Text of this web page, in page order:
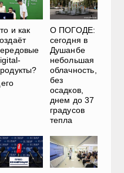
и как
О ПОГОДЕ:
сегодня в
Душанбе
небольшая
облачность,
без
осадков,
днем до 37
градусов
тепла